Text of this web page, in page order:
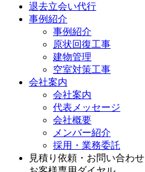
退去立会い代行
事例紹介
事例紹介
原状回復工事
建物管理
空室対策工事
会社案内
会社案内
代表メッセージ
会社概要
メンバー紹介
採用・業務委託
見積り依頼・お問い合わせ